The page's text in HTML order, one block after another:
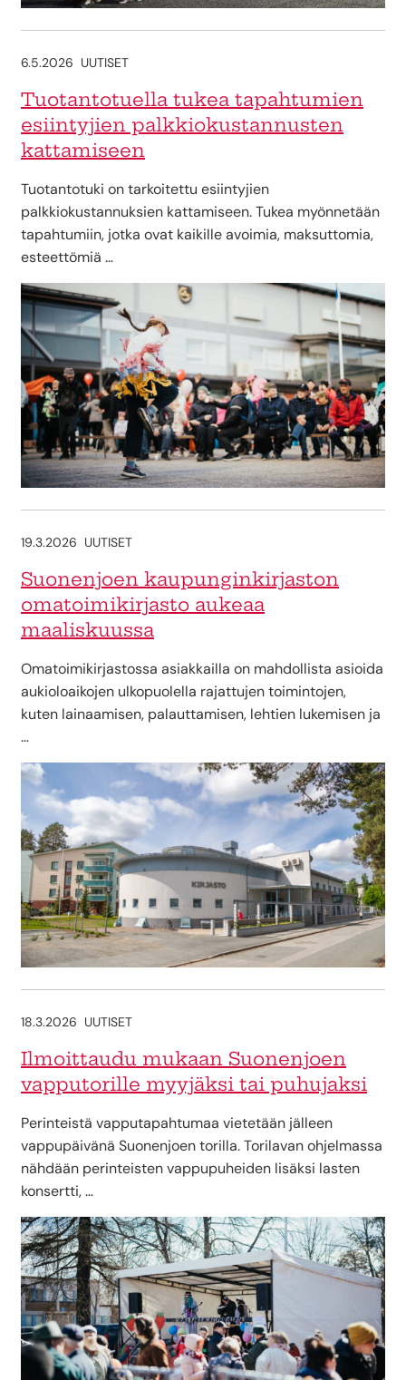
6.5.2026 UUTISET
Tuotantotuella tukea tapahtumien
esiintyjien palkkiokustannusten
kattamiseen
Tuotantotuki on tarkoitettu esiintyjien
palkkiokustannuksien kattamiseen. Tukea myönnetään
tapahtumiin, jotka ovat kaikille avoimia, maksuttomia,
esteettömiä …
19.3.2026 UUTISET
Suonenjoen kaupunginkirjaston
omatoimikirjasto aukeaa
maaliskuussa
Omatoimikirjastossa asiakkailla on mahdollista asioida
aukioloaikojen ulkopuolella rajattujen toimintojen,
kuten lainaamisen, palauttamisen, lehtien lukemisen ja
…
18.3.2026 UUTISET
Ilmoittaudu mukaan Suonenjoen
vapputorille myyjäksi tai puhujaksi
Perinteistä vapputapahtumaa vietetään jälleen
vappupäivänä Suonenjoen torilla. Torilavan ohjelmassa
nähdään perinteisten vappupuheiden lisäksi lasten
konsertti, …